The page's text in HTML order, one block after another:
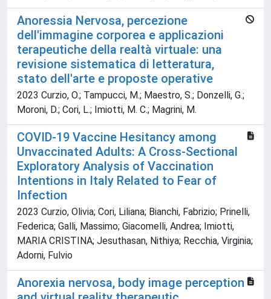
Anoressia Nervosa, percezione
dell'immagine corporea e applicazioni
terapeutiche della realtà virtuale: una
revisione sistematica di letteratura,
stato dell'arte e proposte operative
2023 Curzio, O.; Tampucci, M.; Maestro, S.; Donzelli, G.;
Moroni, D.; Cori, L.; Imiotti, M. C.; Magrini, M.
COVID-19 Vaccine Hesitancy among
Unvaccinated Adults: A Cross-Sectional
Exploratory Analysis of Vaccination
Intentions in Italy Related to Fear of
Infection
2023 Curzio, Olivia; Cori, Liliana; Bianchi, Fabrizio; Prinelli,
Federica; Galli, Massimo; Giacomelli, Andrea; Imiotti,
MARIA CRISTINA; Jesuthasan, Nithiya; Recchia, Virginia;
Adorni, Fulvio
Anorexia nervosa, body image perception